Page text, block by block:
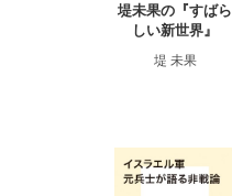
堤未果の『すばら
しい新世界』
堤 未果